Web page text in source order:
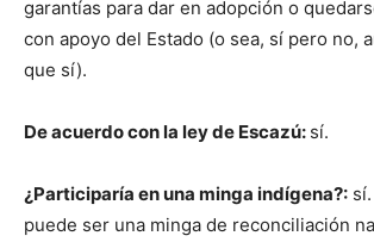
garantías para dar en adopción o
con apoyo del Estado (o sea, sí pero no,
que sí).
De acuerdo con la ley de Escazú: sí.
¿Participaría en una minga indígena?:
puede ser una minga de reconciliación